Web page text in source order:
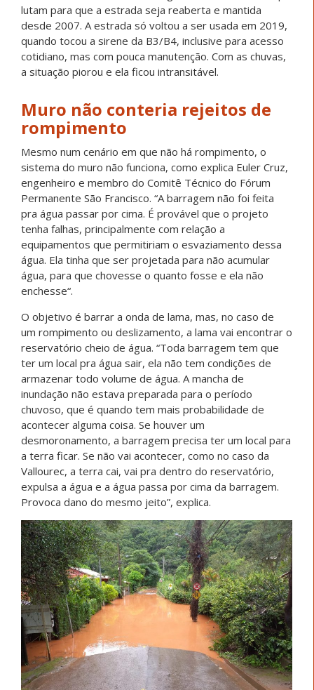
lutam para que a estrada seja reaberta e mantida
desde 2007. A estrada só voltou a ser usada em 2019,
quando tocou a sirene da B3/B4, inclusive para acesso
cotidiano, mas com pouca manutenção. Com as chuvas,
a situação piorou e ela ficou intransitável.
Muro não conteria rejeitos de
rompimento
Mesmo num cenário em que não há rompimento, o
sistema do muro não funciona, como explica Euler Cruz,
engenheiro e membro do Comitê Técnico do Fórum
Permanente São Francisco. “A barragem não foi feita
pra água passar por cima. É provável que o projeto
tenha falhas, principalmente com relação a
equipamentos que permitiriam o esvaziamento dessa
água. Ela tinha que ser projetada para não acumular
água, para que chovesse o quanto fosse e ela não
enchesse“.
O objetivo é barrar a onda de lama, mas, no caso de
um rompimento ou deslizamento, a lama vai encontrar o
reservatório cheio de água. “Toda barragem tem que
ter um local pra água sair, ela não tem condições de
armazenar todo volume de água. A mancha de
inundação não estava preparada para o período
chuvoso, que é quando tem mais probabilidade de
acontecer alguma coisa. Se houver um
desmoronamento, a barragem precisa ter um local para
a terra ficar. Se não vai acontecer, como no caso da
Vallourec, a terra cai, vai pra dentro do reservatório,
expulsa a água e a água passa por cima da barragem.
Provoca dano do mesmo jeito”, explica.